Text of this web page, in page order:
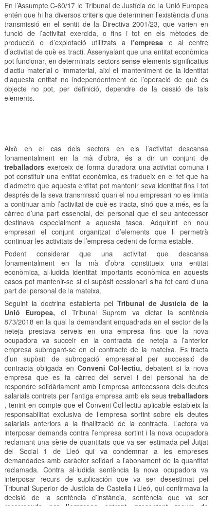
En l’Assumpte C-60/17 lo Tribunal de Justícia de la Unió Europea
entén que hi ha diversos criteris que determinen l’existència d’una
transmissió en el sentit de la Directiva 2001/23, que varien en
funció de l’activitat exercida, o fins i tot en els mètodes de
producció o d’explotació utilitzats a l’empresa o al centre
d’activitat de què es tracti. Assenyalant que una entitat econòmica
pot funcionar, en determinats sectors sense elements significatius
d’actiu material o immaterial, així el manteniment de la identitat
d’aquesta entitat no independentment de l’operació de què és
objecte no pot, per definició, dependre de la cessió de tals
elements.
Això en el cas dels sectors en els l’activitat descansa
fonamentalment en la mà d’obra, és a dir un conjunt de
treballadorsexerceix de forma duradora una activitat comuna i
pot constituir una entitat econòmica, es tradueix en el fet que ha
d’admetre que aquesta entitat pot mantenir seva identitat fins i tot
després de la seva transmissió quan el nou empresari no es limita
a continuar amb l’activitat de què es tracta, sinó que a més, es fa
càrrec d’una part essencial, del personal que el seu antecessor
destinava especialment a aquesta tasca. Adquirint en nou
empresari el conjunt organitzat d’elements que li permetrà
continuar les activitats de l’empresa cedent de forma estable.
Podent considerar que una activitat que descansa
fonamentalment en la mà d’obra constitueix una entitat
econòmica, al·ludida identitat importants econòmica en aquests
casos pot mantenir-se si el supòsit cessionari s’ha fet card d’una
part del personal de la mateixa.
Seguint la doctrina establerta pel Tribunal de Justícia de la
Unió Europea, el Tribunal Suprem va dictar la sentència
873/2018 en la qual la demandant enquadrada en el sector de la
neteja prestava serveis en una empresa fins que la nova
ocupadora va succeir en la contracta de neteja a l’anterior
empresa subrogant-se en el contracte de la mateixa. Es tracta
d’un supòsit de subrogació empresarial per successió de
contracta obligada enConveni Col·lectiu, debatent si la nova
empresa que es fa càrrec del servei i del personal ha de
respondre solidàriament amb l’empresa antecessora dels deutes
salarials contrets per l’antiga empresa amb els seustreballadors
, tenint en compte que el Conveni Col·lectiu aplicable estableix la
responsabilitat exclusiva de l’empresa sortint sobre els deutes
salarials anteriors a la finalització de la contracta. L’actora va
interposar demanda contra l’empresa sortint i la nova ocupadora
reclamant una sèrie de quantitats que va ser estimada pel Jutjat
del Social 1 de Lleó qui va condemnar a les empreses
demandades amb caràcter solidari a l’abonament de la quantitat
reclamada. Contra al·ludida sentència la nova ocupadora va
interposar recurs de suplicación que va ser desestimat pel
Tribunal Superior de Justícia de Castella i Lleó, qui confirmava la
decisió de la sentència d’instància, sentència que va ser